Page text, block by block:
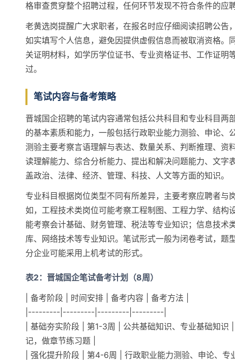
格审查贯穿整个招聘过程，任何环节发现不符合条件的应
老黄选岗提醒广大求职者，在报名时应仔细阅读招聘公告
如实填写个人信息，避免因提供虚假信息而被取消资格。
关证明材料，如学历学位证书、专业资格证书、工作证明
过。
笔试内容与备考策略
晋城国企招聘的笔试内容通常包括公共科目和专业科目两
的基本素质和能力，一般包括行政职业能力测验、申论、
测验主要考察言语理解与表达、数量关系、判断推理、资
读理解能力、综合分析能力、提出和解决问题能力、文字
盖政治、法律、经济、管理、科技、人文等方面的知识。
专业科目根据岗位类型不同有所差异，主要考察应聘者与
如，工程技术类岗位可能考察工程制图、工程力学、结构
能考察会计基础、财务管理、税法等专业知识；信息技术
库、网络技术等专业知识。笔试形式一般为闭卷考试，题
分企业可能采用上机考试的形式。
表2：晋城国企笔试备考计划（8周）
| 备考阶段 | 时间安排 | 备考内容 | 备考方法 |
|---------|---------|---------|---------|
| 基础夯实阶段 | 第1-3周 | 公共基础知识、专业基础知识
记，做章节练习题 |
| 强化提升阶段 | 第4-6周 | 行政职业能力测验、申论、